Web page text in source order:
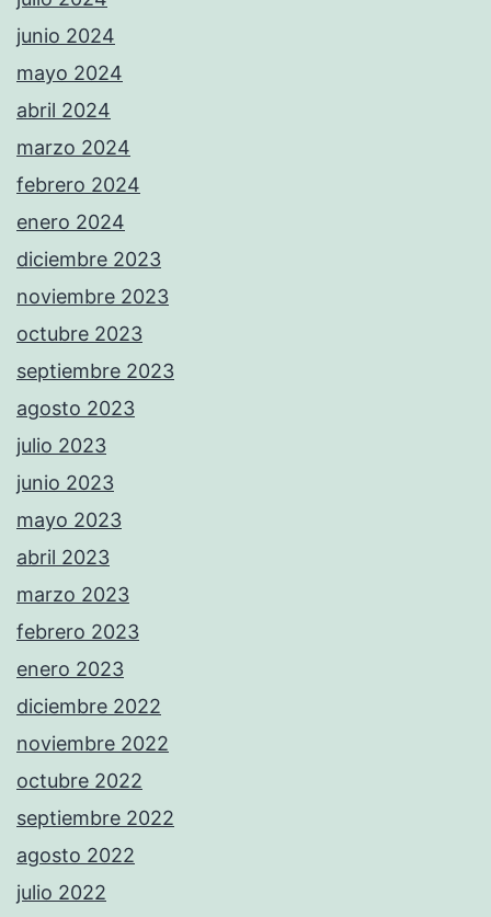
junio 2024
mayo 2024
abril 2024
marzo 2024
febrero 2024
enero 2024
diciembre 2023
noviembre 2023
octubre 2023
septiembre 2023
agosto 2023
julio 2023
junio 2023
mayo 2023
abril 2023
marzo 2023
febrero 2023
enero 2023
diciembre 2022
noviembre 2022
octubre 2022
septiembre 2022
agosto 2022
julio 2022